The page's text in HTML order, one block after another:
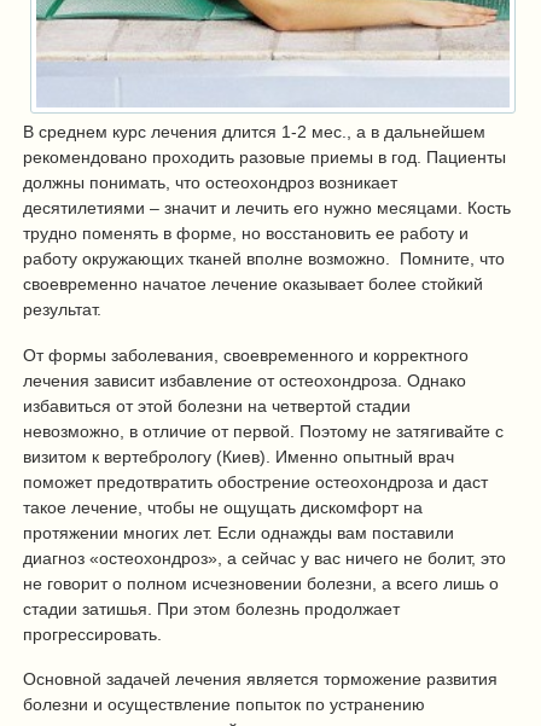
В среднем курс лечения длится 1-2 мес., а в дальнейшем
рекомендовано проходить разовые приемы в год. Пациенты
должны понимать, что остеохондроз возникает
десятилетиями – значит и лечить его нужно месяцами. Кость
трудно поменять в форме, но восстановить ее работу и
работу окружающих тканей вполне возможно. Помните, что
своевременно начатое лечение оказывает более стойкий
результат.
От формы заболевания, своевременного и корректного
лечения зависит избавление от остеохондроза. Однако
избавиться от этой болезни на четвертой стадии
невозможно, в отличие от первой. Поэтому не затягивайте с
визитом к вертебрологу (Киев). Именно опытный врач
поможет предотвратить обострение остеохондроза и даст
такое лечение, чтобы не ощущать дискомфорт на
протяжении многих лет. Если однажды вам поставили
диагноз «остеохондроз», а сейчас у вас ничего не болит, это
не говорит о полном исчезновении болезни, а всего лишь о
стадии затишья. При этом болезнь продолжает
прогрессировать.
Основной задачей лечения является торможение развития
болезни и осуществление попыток по устранению